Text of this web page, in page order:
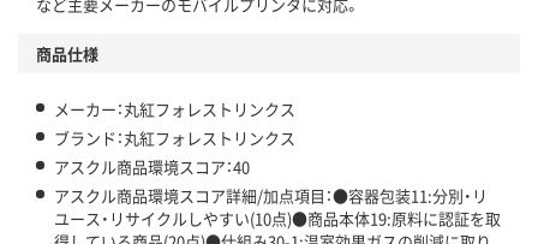
アスクル商品環境スコア詳細／加点項目
商品仕様
メーカー：丸紅フォレストリンクス
ブランド：丸紅フォレストリンクス
アスクル商品環境スコア：40
アスクル商品環境スコア詳細/加点項目：●容器包装11:分別・リ
ユース・リサイクルしやすい(10点)●商品本体19:原料に認証を取